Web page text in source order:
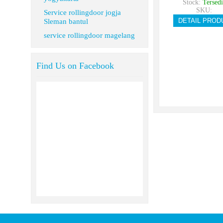
Stock:
SKU:
DETAIL
Service rollingdoor jogja
Sleman bantul
service rollingdoor magelang
Find Us on Facebook